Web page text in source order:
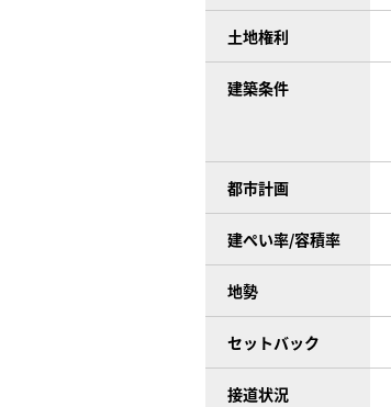
土地権利
建築条件
都市計画
建ぺい率/容積率
地勢
セットバック
接道状況